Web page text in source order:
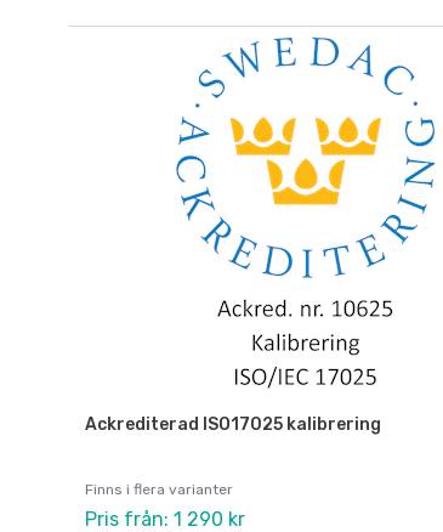
Ackrediterad ISO17025 kalibrering
Finns i flera varianter
Pris från: 1 290 kr